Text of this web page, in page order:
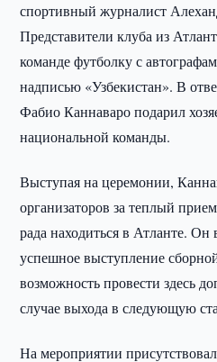
спортивный журналист
Представители клуба из
команде футболку с
надписью «Узбекистан». В
Фабио Каннаваро подарил
национальной команды.
Выступая на церемонии,
организаторов за теплый
рада находиться в Атланте.
успешное выступление
возможность провести здесь
случае выхода в следующую
На мероприятии